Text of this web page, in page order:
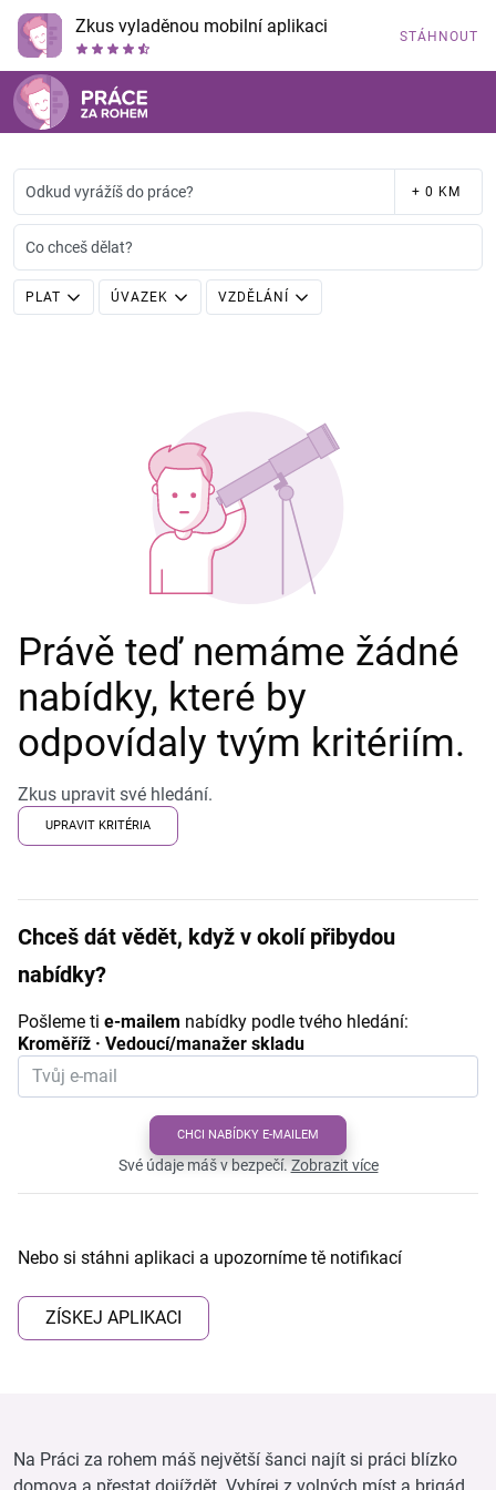
Zkus vyladěnou mobilní aplikaci STÁHNOUT
Odkud vyrážíš do práce? + 0 KM
Co chceš dělat?
PLAT ÚVAZEK VZDĚLÁNÍ
Právě teď nemáme žádné
nabídky, které by
odpovídaly tvým kritériím.
Zkus upravit své hledání.
UPRAVIT KRITÉRIA
Chceš dát vědět, když v okolí přibydou
nabídky?
Pošleme ti e-mailem nabídky podle tvého hledání:
Kroměříž · Vedoucí/manažer skladu
CHCI NABÍDKY E-MAILEM
Své údaje máš v bezpečí.Zobrazit více
Nebo si stáhni aplikaci a upozorníme tě notifikací
ZÍSKEJ APLIKACI
Na Práci za rohem máš největší šanci najít si práci blízko
domova a přestat dojíždět. Vybírej z volných míst a brigád